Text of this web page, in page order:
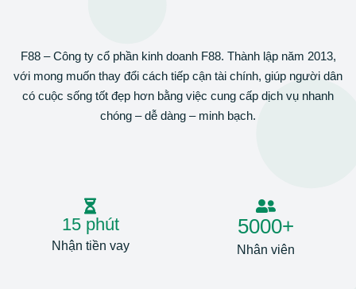
F88 – Công ty cổ phần kinh doanh F88. Thành lập năm 2013,
với mong muốn thay đổi cách tiếp cận tài chính, giúp người dân
có cuộc sống tốt đẹp hơn bằng việc cung cấp dịch vụ nhanh
chóng – dễ dàng – minh bạch.
15phút
Nhận tiền vay
5000+
Nhân viên